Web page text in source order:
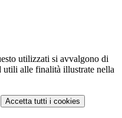
utilizzati si avvalgono di
utili alle finalità illustrate nella
Accetta tutti i cookies